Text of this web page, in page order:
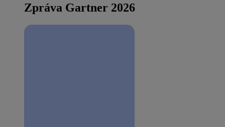
Zpráva Gartner 2026